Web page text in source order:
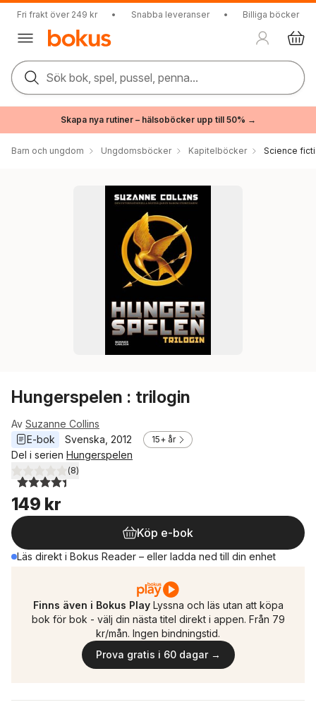
Fri frakt över 249 kr • Snabba leveranser • Billiga böcker
Sök bok, spel, pussel, penna...
Skapa nya rutiner – hälsoböcker upp till 50% →
Barn och ungdom Ungdomsböcker Kapitelböcker Science
Hungerspelen : trilogin
Av Suzanne Collins
E-bok
Svenska 2012 15+ år
Del i serien Hungerspelen
4,4utav 5 stjärnor. Totalt antal röster:
(8)
149 kr
Köp e-bok
Läs direkt i Bokus Reader – eller ladda ned till din enhet
Finns även i Bokus Play Lyssna och läs utan att köpa
bok för bok - välj din nästa titel direkt i appen. Från 79
kr/mån. Ingen bindningstid.
Prova gratis i 60 dagar →